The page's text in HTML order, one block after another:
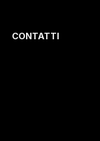
CONTATTI